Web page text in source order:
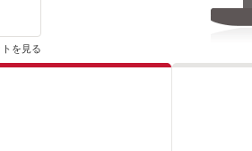
購入・ブックマーク履歴がわかります
を見る